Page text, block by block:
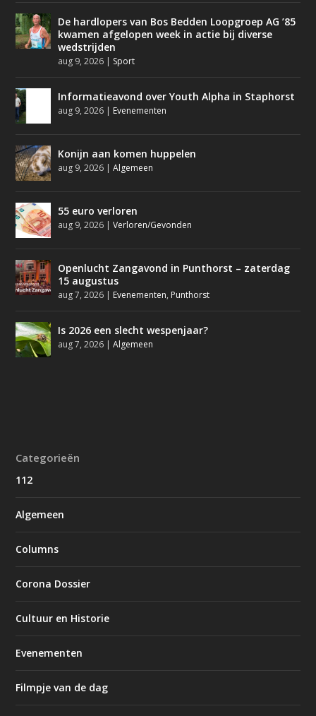
De hardlopers van Bos Bedden Loopgroep AG ’85
kwamen afgelopen week in actie bij diverse
wedstrijden
aug 9, 2026 | Sport
Informatieavond over Youth Alpha in Staphorst
aug 9, 2026 | Evenementen
Konijn aan komen huppelen
aug 9, 2026 |Algemeen
55 euro verloren
aug 9, 2026 |Verloren/Gevonden
Openlucht Zangavond in Punthorst – zaterdag
15 augustus
aug 7, 2026 | Evenementen, Punthorst
Is 2026 een slecht wespenjaar?
aug 7, 2026 |Algemeen
Categorieën
112
Algemeen
Columns
Corona Dossier
Cultuur en Historie
Evenementen
Filmpje van de dag